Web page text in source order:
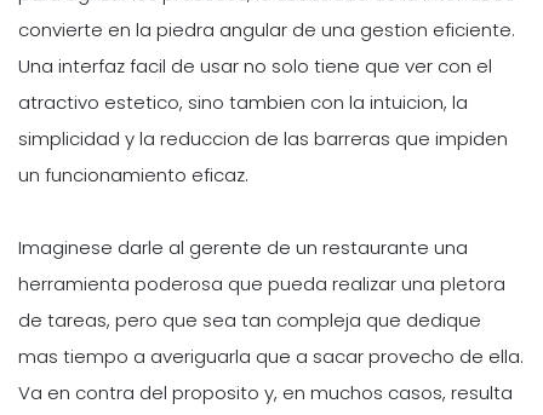
convierte en la piedra angular de una gestion eficiente.
Una interfaz facil de usar no solo tiene que ver con el
atractivo estetico, sino tambien con la intuicion, la
simplicidad y la reduccion de las barreras que impiden
un funcionamiento eficaz.
Imaginese darle al gerente de un restaurante una
herramienta poderosa que pueda realizar una pletora
de tareas, pero que sea tan compleja que dedique
mas tiempo a averiguarla que a sacar provecho de ella.
Va en contra del proposito y, en muchos casos, resulta